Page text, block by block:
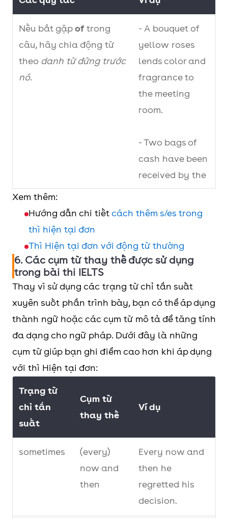
.
Diễn tả trạng thái,
cảm giác, cảm xúc
của một chủ thể
- Jane feels excited
thinking about
meeting her little
niece.
- Luke is hungry, he
to eat as soon as
possible.
Diễn tả các hướng
dẫn, chỉ dẫn
- Walk straight
road and take the
will reach Mrs.
Lan’s grocery shop.
- Cut the
strawberry into
slices and put it on
the cake.
Sử dụng trong các
câu điều kiện loại I
they will suffer the
-If my dog sees
Nếu bắt gặpoftrong
câu, hãy chia động từ
theo danh từ đứng trước
nó.
- A bouquet of
yellow roses
lends color and
fragrance to
the meeting
room.
- Two bags of
cash have been
received by the
managers.
Nếu bắt gặpor hay nor
trong câu, hãy chú ý
danh từ đứng gần động
từ nhấtvà chia động từ
theo danh từ đó.
- Neither John
teammates
agree with the
supervisor’s
decision.
- Either Kiana or
Casey helps
Danh từ chỉ thời gian,
trọng lượng, số lượng thì
him to think of
change.
Xem thêm:
Hướng dẫn chi tiết cách thêm s/es trong
thì hiện tại đơn
Thì Hiện tại đơn với động từ thường
6. Các cụm từ thay thế được sử dụng
trong bài thi IELTS
Thay vì sử dụng các trạng từ chỉ tần suất
xuyên suốt phần trình bày, bạn có thể áp dụng
thành ngữ hoặc các cụm từ mô tả để tăng tính
đa dạng cho ngữ pháp. Dưới đây là những
cụm từ giúp bạn ghi điểm cao hơn khi áp dụng
với thì Hiện tại đơn:
Trạng từ
chỉ tần
suất
Cụm từ
thay thế
Ví dụ
sometimes
(every)
now and
then
Every now and
then he
regretted his
decision.